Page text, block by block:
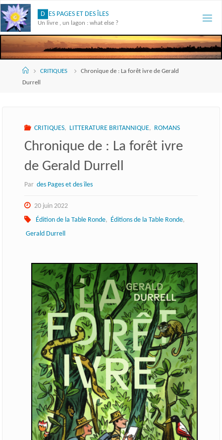
Skip
to
content
D ES PAGES ET DES ÎLES
Un livre , un lagon : what else ?
AccueilCRITIQUES
Chronique de : La forêt ivre de Gerald
Durrell
CRITIQUES, LITTERATURE BRITANNIQUE, ROMANS
Chronique de : La forêt ivre
de Gerald Durrell
Par des Pages et des îles
20 juin 2022
Édition de la Table Ronde, Éditions de la Table Ronde,
Gerald Durrell